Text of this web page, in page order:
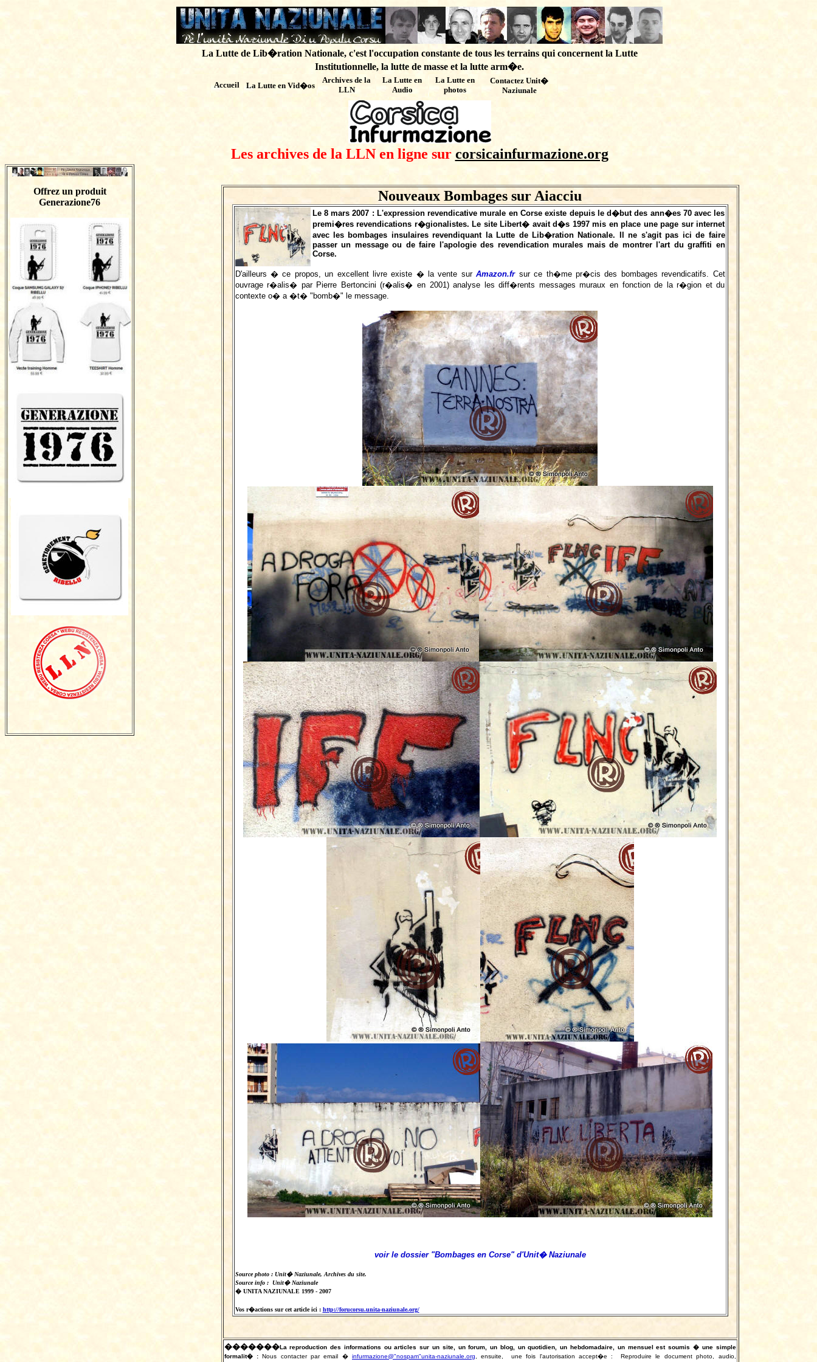
La Lutte de Lib�ration Nationale, c'est l'occupation constante de tous les terrains qui concernent la Lutte
Institutionnelle, la lutte de masse et la lutte arm�e.
Accueil La Lutte en Vid�os
Archives de la
LLN
La Lutte en
Audio
La Lutte en
photos
Contactez Unit�
Naziunale
Les archives de la LLN en ligne sur corsicainfurmazione.org
Offrez un produit
Generazione76
Nouveaux Bombages sur Aiacciu
Le 8 mars 2007 : L'expression revendicative murale en Corse existe depuis le d�but des ann�es 70 avec les
premi�res revendications r�gionalistes. Le site Libert� avait d�s 1997 mis en place une page sur internet
avec les bombages insulaires revendiquant la Lutte de Lib�ration Nationale. Il ne s'agit pas ici de faire
passer un message ou de faire l'apologie des revendication murales mais de montrer l'art du graffiti en
Corse.
D'ailleurs � ce propos, un excellent livre existe � la vente surAmazon.frsur ce th�me pr�cis des bombages revendicatifs. Cet
ouvrage r�alis� par Pierre Bertoncini (r�alis� en 2001) analyse les diff�rents messages muraux en fonction de la r�gion et du
contexte o� a �t� "bomb�" le message.
voir le dossier "Bombages en Corse" d'Unit� Naziunale
Source photo : Unit� Naziunale, Archives du site.
Source info : Unit� Naziunale
� UNITA NAZIUNALE 1999 - 2007
Vos r�actions sur cet article ici : http://forucorsu.unita-naziunale.org/
�������La reproduction des informations ou articles sur un site, un forum, un blog, un quotidien, un hebdomadaire, un mensuel est soumis � une simple
formalit� :Nous contacter par email � infurmazione@"nospam"unita-naziunale.org , ensuite, une fois l'autorisation accept�e :
Reproduire le document photo, audio,